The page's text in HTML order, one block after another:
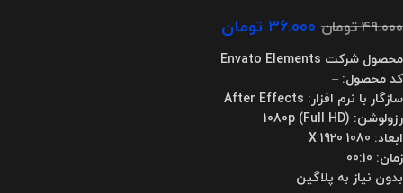
۴۹.۰۰۰تومان ۳۶.۰۰۰ تومان
محصول شرکت Envato Elements
کد محصول: –
سازگار با نرم افزار: After Effects
رزولوشن: 1080p (Full HD)
ابعاد: 1080 X 1920
زمان: 00:10
بدون نیاز به پلاگین